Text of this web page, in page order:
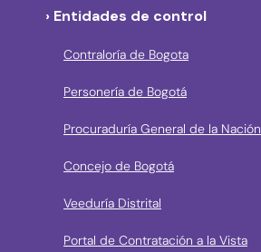
› Entidades de control
Contraloría de Bogota
Personería de Bogotá
Procuraduría General de la Nación
Concejo de Bogotá
Veeduría Distrital
Portal de Contratación a la Vista